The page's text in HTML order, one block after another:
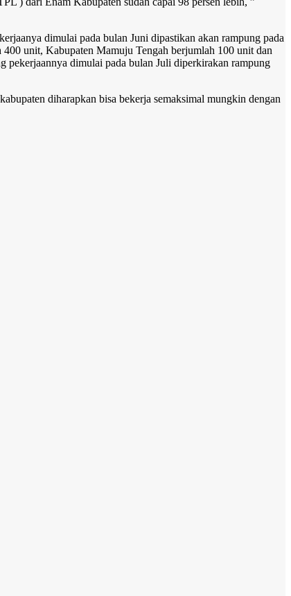
dimulai pada bulan Juni dipastikan akan rampung pada
unit, Kabupaten Mamuju Tengah berjumlah 100 unit dan
pekerjaannya dimulai pada bulan Juli diperkirakan rampung
diharapkan bisa bekerja semaksimal mungkin dengan